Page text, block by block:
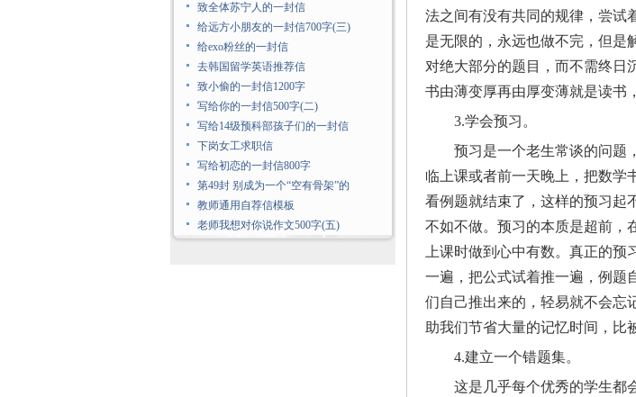
法之间有没有共同的规律，尝试
是无限的，永远也做不完，但是
对绝大部分的题目，而不需终日
书由薄变厚再由厚变薄就是读书
3.学会预习。
预习是一个老生常谈的问题
临上课或者前一天晚上，把数学
看例题就结束了，这样的预习起
不如不做。预习的本质是超前，
上课时做到心中有数。真正的
一遍，把公式试着推一遍，例题
们自己推出来的，轻易就不会忘
助我们节省大量的记忆时间，比
4.建立一个错题集。
这是几乎每个优秀的学生都
致全体苏宁人的一封信
给远方小朋友的一封信700字(三)
给exo粉丝的一封信
去韩国留学英语推荐信
致小偷的一封信1200字
写给你的一封信500字(二)
写给14级预科部孩子们的一封信
下岗女工求职信
写给初恋的一封信800字
第49封 别成为一个“空有骨架”的
教师通用自荐信模板
老师我想对你说作文500字(五)